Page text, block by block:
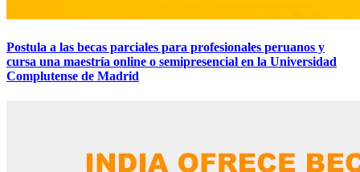
Postula a las becas parciales para profesionales peruanos y
cursa una maestría online o semipresencial en la Universidad
Complutense de Madrid